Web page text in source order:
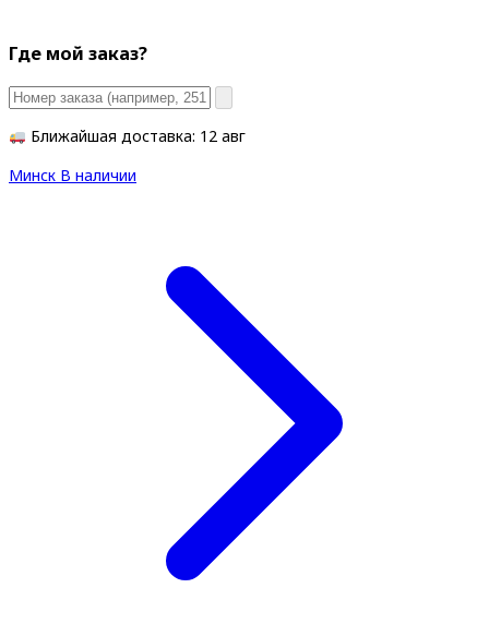
Где мой заказ?
Ближайшая доставка: 12 авг
Минск В наличии